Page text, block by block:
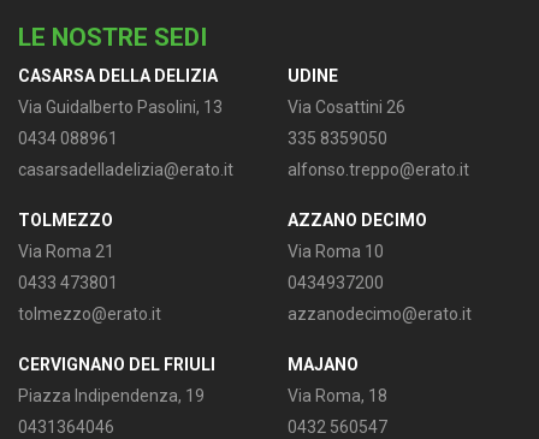
LE NOSTRE SEDI
CASARSA DELLA DELIZIA
Via Guidalberto Pasolini, 13
0434 088961
casarsadelladelizia@erato.it
UDINE
Via Cosattini 26
335 8359050
alfonso.treppo@erato.it
TOLMEZZO
Via Roma 21
0433 473801
tolmezzo@erato.it
AZZANO DECIMO
Via Roma 10
0434937200
azzanodecimo@erato.it
CERVIGNANO DEL FRIULI
Piazza Indipendenza, 19
0431364046
MAJANO
Via Roma, 18
0432 560547